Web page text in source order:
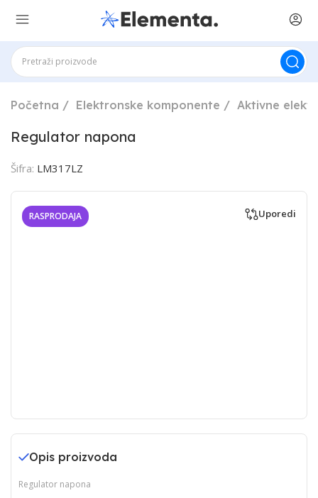
Početna Elektronske komponente Aktivne
Regulator napona
Šifra: LM317LZ
RASPRODAJA Uporedi
Opis proizvoda
Regulator napona